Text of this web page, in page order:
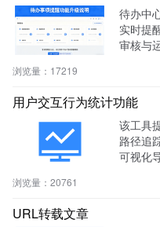
待办中
实时提
审核与
浏览量： 17219
用户交互行为统计功能
该工具
路径追
可视化
浏览量： 20761
URL转载文章